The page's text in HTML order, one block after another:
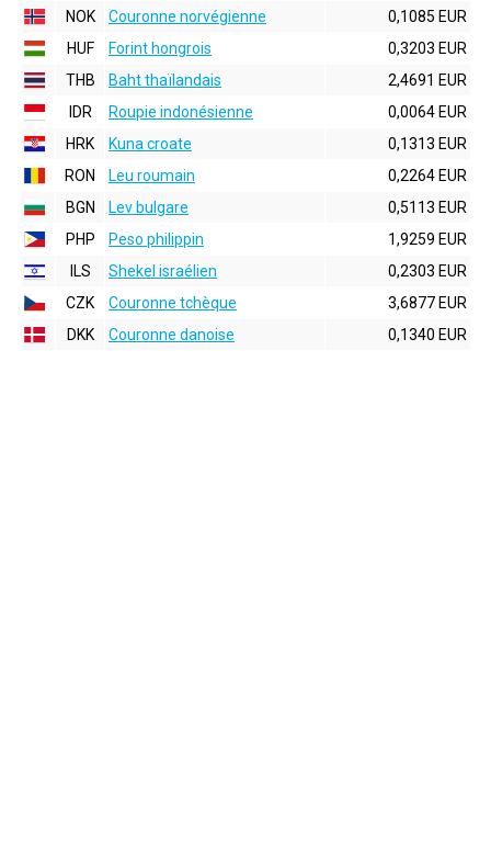
NOK Couronne norvégienne
0,1085 EUR
HUF
Forint hongrois
0,3203 EUR
THB
Baht thaïlandais
2,4691 EUR
IDR
Roupie indonésienne
0,0064 EUR
HRK
Kuna croate
0,1313 EUR
RON
Leu roumain
0,2264 EUR
BGN
Lev bulgare
0,5113 EUR
PHP
Peso philippin
1,9259 EUR
ILS
Shekel israélien
0,2303 EUR
CZK
Couronne tchèque
3,6877 EUR
DKK
Couronne danoise 0,1340 EUR